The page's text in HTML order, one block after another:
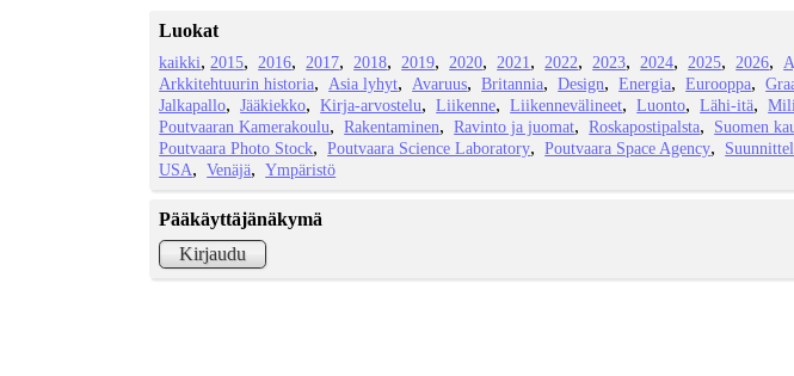
Luokat
kaikki 2015 2016 2017 2018 2019 2020 2021 2022 2023 2024 2025 2026
Arkkitehtuurin historia
Asia lyhyt Avaruus Britannia Design Energia Eurooppa
Jalkapallo
Jääkiekko Kirja-arvostelu Liikenne Liikennevälineet Luonto Lähi-itä
Poutvaaran Kamerakoulu
Rakentaminen Ravinto ja juomat Roskapostipalsta Suomen
Poutvaara Photo Stock
Poutvaara Science Laboratory Poutvaara Space Agency
USA
Venäjä Ympäristö
Pääkäyttäjänäkymä
Kirjaudu